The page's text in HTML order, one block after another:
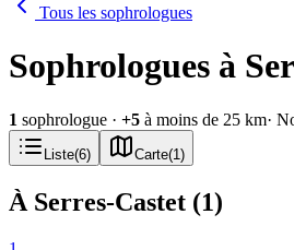
Tous les sophrologues
Sophrologues à
1 sophrologue · +5 à moins de 25 km·
Liste(6) Carte(1 )
À Serres-Castet (1)